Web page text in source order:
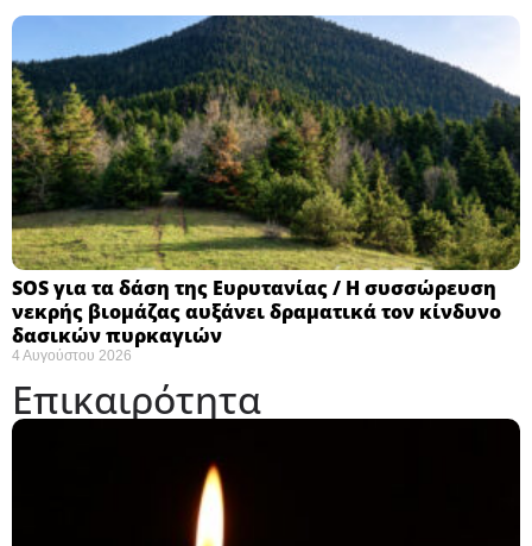
SOS για τα δάση της Ευρυτανίας / Η συσσώρευση
νεκρής βιομάζας αυξάνει δραματικά τον κίνδυνο
δασικών πυρκαγιών
4 Αυγούστου 2026
Επικαιρότητα